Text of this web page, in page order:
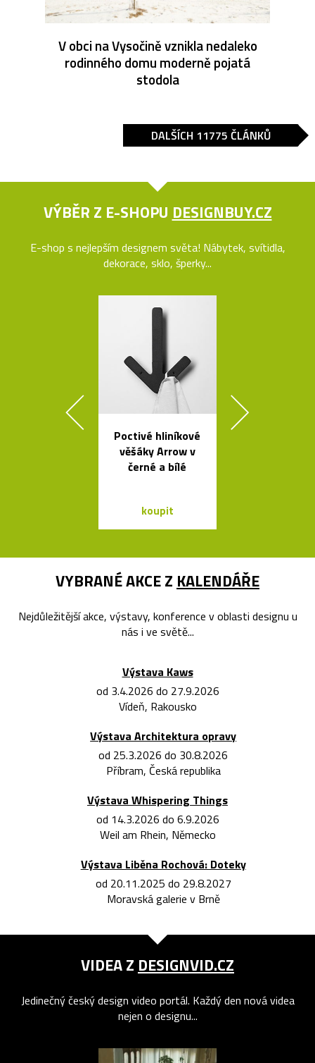
V obci na Vysočině vznikla nedaleko
rodinného domu moderně pojatá
stodola
DALŠÍCH 11775 ČLÁNKŮ
VÝBĚR Z E-SHOPU DESIGNBUY.CZ
E-shop s nejlepším designem světa! Nábytek, svítidla,
dekorace, sklo, šperky...
Poctivé hliníkové
věšáky Arrow v
černé a bílé
koupit
VYBRANÉ AKCE Z KALENDÁŘE
Nejdůležitější akce, výstavy, konference v oblasti designu u
nás i ve světě...
Výstava Kaws
od 3.4.2026 do 27.9.2026
Vídeň, Rakousko
Výstava Architektura opravy
od 25.3.2026 do 30.8.2026
Příbram, Česká republika
Výstava Whispering Things
od 14.3.2026 do 6.9.2026
Weil am Rhein, Německo
Výstava Liběna Rochová: Doteky
od 20.11.2025 do 29.8.2027
Moravská galerie v Brně
VIDEA Z DESIGNVID.CZ
Jedinečný český design video portál. Každý den nová videa
nejen o designu...